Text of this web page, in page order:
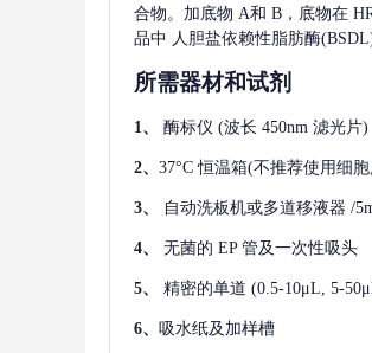
合物。加底物 A和 B，底物在
品中 人胆盐依赖性脂肪酶
所需器材和试剂
1、 酶标仪 (波长 450nm 滤光片)
2、 37°C 恒温箱(不推荐使用细
3、 自动洗板机或多道移液器 /
4、 无菌的 EP 管及一次性吸头
5、 精密的单道 (0.5-10μL, 5-
6、 吸水纸及加样槽